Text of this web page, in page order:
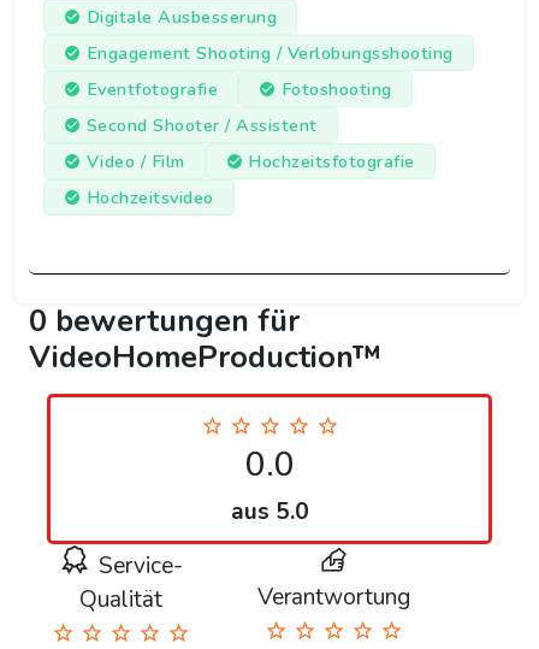
Digitale Ausbesserung
Engagement Shooting / Verlobungsshooting
Eventfotografie
Fotoshooting
Second Shooter / Assistent
Video / Film
Hochzeitsfotografie
Hochzeitsvideo
0 bewertungen für
VideoHomeProduction™
0.0
aus 5.0
Service-
Qualität
Verantwortung